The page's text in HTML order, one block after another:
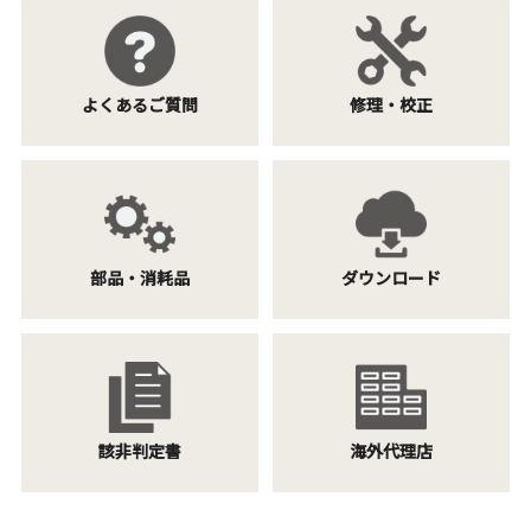
よくあるご質問 修理・校正
部品・消耗品 ダウンロード
該非判定書 海外代理店